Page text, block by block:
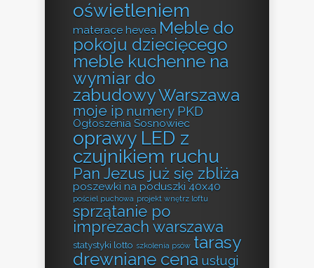
oświetleniem
materace hevea Meble do
pokoju dziecięcego
meble kuchenne na
wymiar do
zabudowy Warszawa
moje ip numery PKD
Ogłoszenia Sosnowiec
oprawy LED z
czujnikiem ruchu
Pan Jezus już się zbliża
poszewki na poduszki 40x40
pościel puchowa projekt wnętrz loftu
sprzątanie po
imprezach warszawa
statystyki lotto szkolenia psów tarasy
drewniane cena usługi